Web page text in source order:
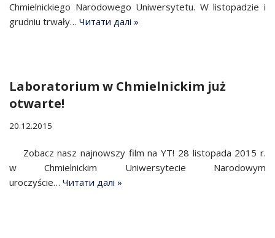
Chmielnickiego Narodowego Uniwersytetu. W listopadzie i
grudniu trwały… Читати далі »
Laboratorium w Chmielnickim już
otwarte!
20.12.2015
Zobacz nasz najnowszy film na YT! 28 listopada 2015 r.
w Chmielnickim Uniwersytecie Narodowym
uroczyście… Читати далі »